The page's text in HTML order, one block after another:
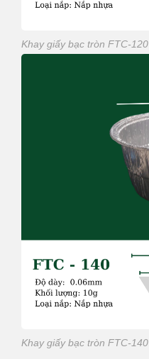
Khay giấy bạc tròn FTC-120
Khay giấy bạc tròn FTC-140